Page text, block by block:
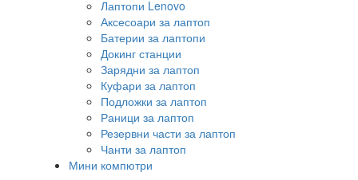
Лаптопи Lenovo
Аксесоари за лаптоп
Батерии за лаптопи
Докинг станции
Зарядни за лаптоп
Куфари за лаптоп
Подложки за лаптоп
Раници за лаптоп
Резервни части за лаптоп
Чанти за лаптоп
Мини компютри